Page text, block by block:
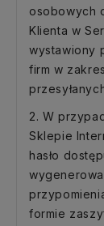
osobowych
Klienta w
wystawiony
firm w
2. W
Sklepie
hasło
formie